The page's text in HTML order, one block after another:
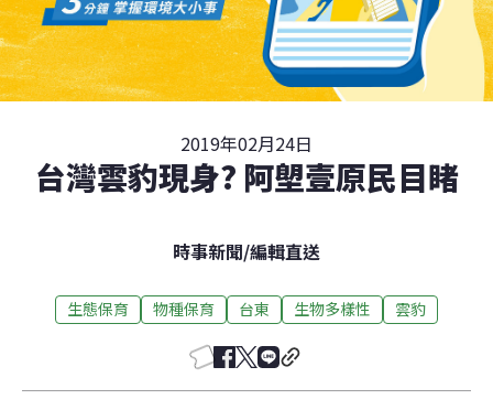
2019年02月24日
台灣雲豹現身? 阿塱壹原民目睹
時事新聞/編輯直送
生態保育 物種保育 台東 生物多樣性 雲豹